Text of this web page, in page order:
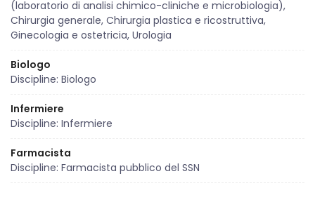
(laboratorio di analisi chimico-cliniche e microbiologia),
Chirurgia generale, Chirurgia plastica e ricostruttiva,
Ginecologia e ostetricia, Urologia
Biologo
Discipline: Biologo
Infermiere
Discipline: Infermiere
Farmacista
Discipline: Farmacista pubblico del SSN